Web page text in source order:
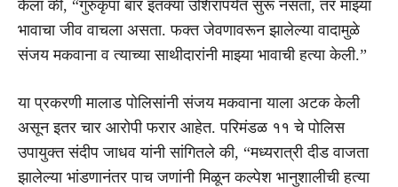
केला की, “गुरुकृपा बार इतक्या उशिरापर्यंत सुरू नसता, तर माझ्या
भावाचा जीव वाचला असता. फक्त जेवणावरून झालेल्या वादामुळे
संजय मकवाना व त्याच्या साथीदारांनी माझ्या भावाची हत्या केली.”
या प्रकरणी मालाड पोलिसांनी संजय मकवाना याला अटक केली
असून इतर चार आरोपी फरार आहेत. परिमंडळ ११ चे पोलिस
उपायुक्त संदीप जाधव यांनी सांगितले की, “मध्यरात्री दीड वाजता
झालेल्या भांडणानंतर पाच जणांनी मिळून कल्पेश भानुशालीची हत्या